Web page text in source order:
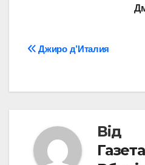
Навігація
Джиро д’Италия
Від
Газета